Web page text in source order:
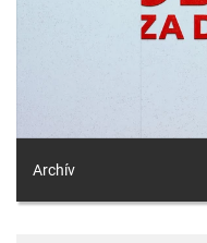
Archív